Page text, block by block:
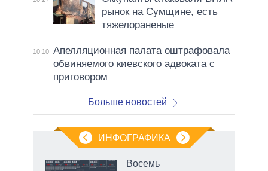
рынок на Сумщине, есть
тяжелораненые
10:10 Апелляционная палата оштрафовала
обвиняемого киевского адвоката с
приговором
Больше новостей
ИНФОГРАФИКА
Восемь